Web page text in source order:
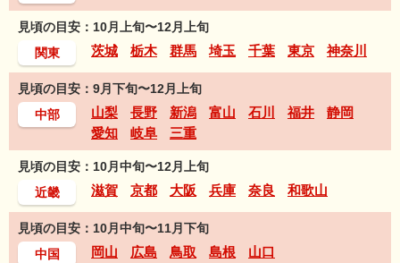
見頃の目安：10月上旬〜12月上旬
関東
茨城 栃木 群馬 埼玉 千葉 東京 神奈川
見頃の目安：9月下旬〜12月上旬
中部
山梨 長野 新潟 富山 石川 福井
静岡
愛知
岐阜 三重
見頃の目安：10月中旬〜12月上旬
近畿
滋賀 京都 大阪 兵庫 奈良 和歌山
見頃の目安：10月中旬〜11月下旬
中国
岡山 広島 鳥取 島根 山口